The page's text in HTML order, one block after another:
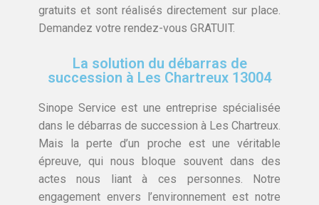
gratuits et sont réalisés directement sur place.
Demandez votre rendez-vous GRATUIT.
La solution du débarras de
succession à Les Chartreux 13004
Sinope Service est une entreprise spécialisée
dans le débarras de succession à Les Chartreux.
Mais la perte d’un proche est une véritable
épreuve, qui nous bloque souvent dans des
actes nous liant à ces personnes. Notre
engagement envers l’environnement est notre